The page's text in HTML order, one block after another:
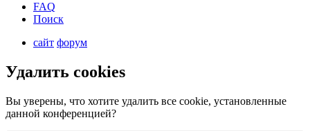
FAQ
Поиск
сайт форум
Удалить cookies
Вы уверены, что хотите удалить все cookie, установленные
данной конференцией?